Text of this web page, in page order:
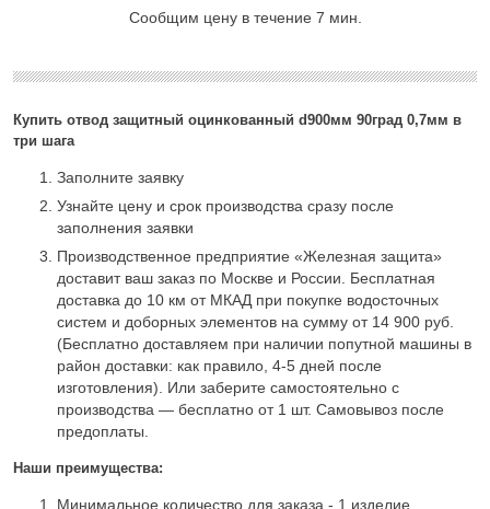
Купить отвод защитный оцинкованный d900мм 90град 0,7мм в
три шага
Заполните заявку
Узнайте цену и срок производства сразу после
заполнения заявки
Производственное предприятие «Железная защита»
доставит ваш заказ по Москве и России. Бесплатная
доставка до 10 км от МКАД при покупке водосточных
систем и доборных элементов на сумму от 14 900 руб.
(Бесплатно доставляем при наличии попутной машины в
район доставки: как правило, 4-5 дней после
изготовления). Или заберите самостоятельно с
производства — бесплатно от 1 шт. Самовывоз после
предоплаты.
Наши преимущества:
Минимальное количество для заказа - 1 изделие
Сообщим цену в течение 7 мин.